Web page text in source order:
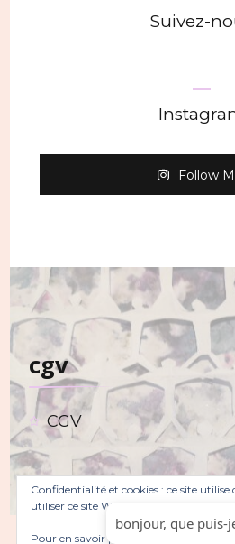
Suivez-
Follow
cgv
CGV
Confidentialité et cookies : ce site
utiliser ce site Web, vous acceptez leur
Pour en savoir plus, notamment sur la